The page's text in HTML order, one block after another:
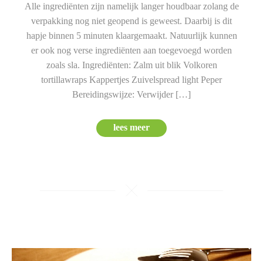
Alle ingrediënten zijn namelijk langer houdbaar zolang de
verpakking nog niet geopend is geweest. Daarbij is dit
hapje binnen 5 minuten klaargemaakt. Natuurlijk kunnen
er ook nog verse ingrediënten aan toegevoegd worden
zoals sla. Ingrediënten: Zalm uit blik Volkoren
tortillawraps Kappertjes Zuivelspread light Peper
Bereidingswijze: Verwijder […]
lees meer